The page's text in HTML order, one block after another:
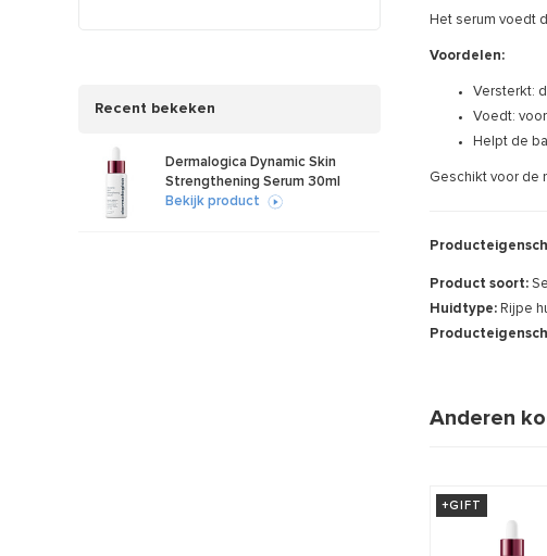
Recent bekeken
Dermalogica Dynamic Skin
Strengthening Serum 30ml
Bekijk product
Het serum voedt
Voordelen:
Versterkt:
Voedt:
Helpt de
Geschikt voor de
Product soort:
Huidtype: Rijpe
Anderen
+GIFT